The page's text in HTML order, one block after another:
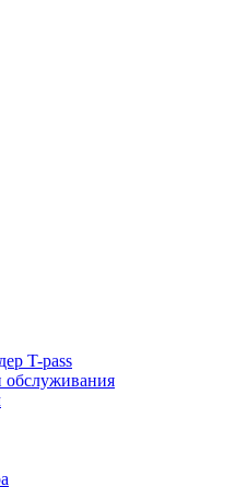
T-pass